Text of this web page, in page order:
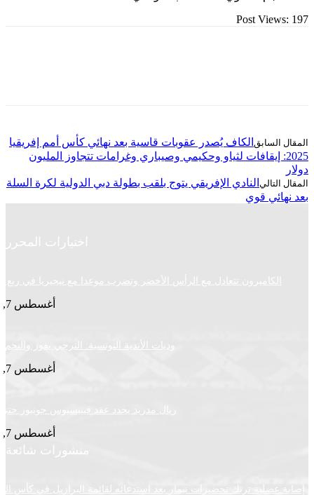
Post
الكاف يُصدر عقوبات قاسية بعد نهائي كأس أمم إفريقيا
إيقافات لثياو وحكيمي وصيباري وغرامات تتجاوز المليون
النادي الإفريقي يتوج بلقب بطولة دبي الدولية لكرة السلة
قوي
اختيارات المحرر
تتعادل مع الرأس الأخضر وتضرب موعدا مع نيجيريا في ربع النهائي
أغسطس 7, 2026
وديات الأندية التونسية: الترجي يفوز والنجم يتعادل
أغسطس 7, 2026
ريال مدريد يجدد عقد فينيسيوس جونيور حتى 2032
أغسطس 7, 2026
منشورات شائعة
تربك تحضيرات نيمار بعد استدعائه لقائمة البرازيل في كأس العالم